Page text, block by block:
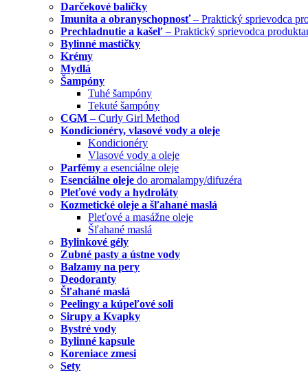
Darčekové balíčky
Imunita a obranyschopnosť– Praktický sprievodca
Prechladnutie a kašeľ – Praktický sprievodca
Bylinné mastičky
Krémy
Mydlá
Šampóny
Tuhé šampóny
Tekuté šampóny
CGM – Curly Girl Method
Kondicionéry, vlasové vody a oleje
Kondicionéry
Vlasové vody a oleje
Parfémy a esenciálne oleje
Esenciálne oleje do aromalampy/difuzéra
Pleťové vody a hydroláty
Kozmetické oleje a šľahané maslá
Pleťové a masážne oleje
Šľahané maslá
Bylinkové gély
Zubné pasty a ústne vody
Balzamy na pery
Deodoranty
Šľahané maslá
Peelingy a kúpeľové soli
Sirupy a Kvapky
Bystré vody
Bylinné kapsule
Koreniace zmesi
Sety